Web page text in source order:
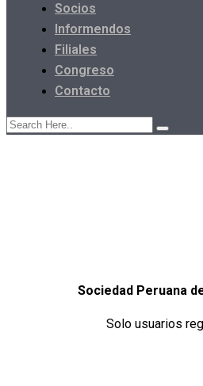
Socios
Informendos
Filiales
Congreso
Contacto
Sociedad Peruana
Solo usuarios